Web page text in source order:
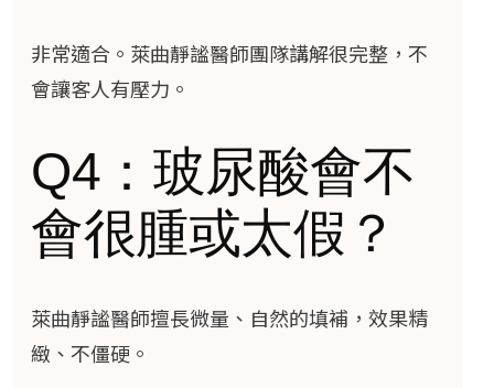
非常適合。萊曲靜謐醫師團隊講解很完整，不
會讓客人有壓力。
Q4：玻尿酸會不
會很腫或太假？
萊曲靜謐醫師擅長微量、自然的填補，效果精
緻、不僵硬。